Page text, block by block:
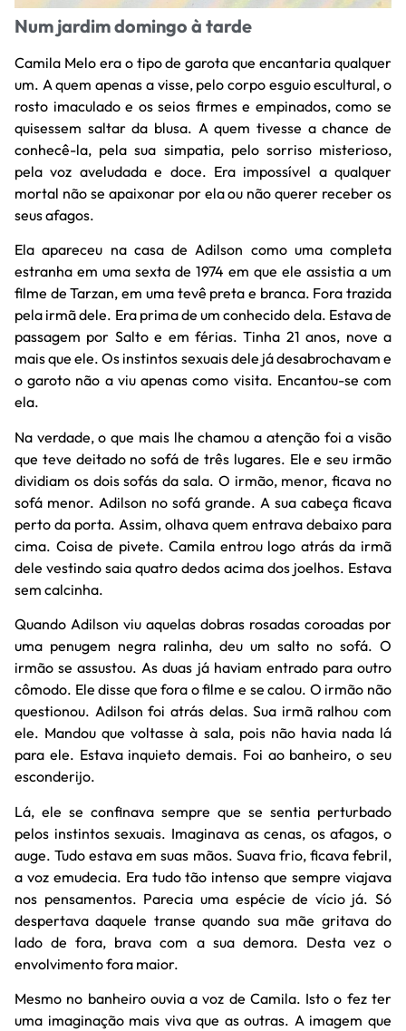
Num jardim domingo à tarde
Camila Melo era o tipo de garota que encantaria qualquer
um. A quem apenas a visse, pelo corpo esguio escultural, o
rosto imaculado e os seios firmes e empinados, como se
quisessem saltar da blusa. A quem tivesse a chance de
conhecê-la, pela sua simpatia, pelo sorriso misterioso,
pela voz aveludada e doce. Era impossível a qualquer
mortal não se apaixonar por ela ou não querer receber os
seus afagos.
Ela apareceu na casa de Adilson como uma completa
estranha em uma sexta de 1974 em que ele assistia a um
filme de Tarzan, em uma tevê preta e branca. Fora trazida
pela irmã dele. Era prima de um conhecido dela. Estava de
passagem por Salto e em férias. Tinha 21 anos, nove a
mais que ele. Os instintos sexuais dele já desabrochavam e
o garoto não a viu apenas como visita. Encantou-se com
ela.
Na verdade, o que mais lhe chamou a atenção foi a visão
que teve deitado no sofá de três lugares. Ele e seu irmão
dividiam os dois sofás da sala. O irmão, menor, ficava no
sofá menor. Adilson no sofá grande. A sua cabeça ficava
perto da porta. Assim, olhava quem entrava debaixo para
cima. Coisa de pivete. Camila entrou logo atrás da irmã
dele vestindo saia quatro dedos acima dos joelhos. Estava
sem calcinha.
Quando Adilson viu aquelas dobras rosadas coroadas por
uma penugem negra ralinha, deu um salto no sofá. O
irmão se assustou. As duas já haviam entrado para outro
cômodo. Ele disse que fora o filme e se calou. O irmão não
questionou. Adilson foi atrás delas. Sua irmã ralhou com
ele. Mandou que voltasse à sala, pois não havia nada lá
para ele. Estava inquieto demais. Foi ao banheiro, o seu
esconderijo.
Lá, ele se confinava sempre que se sentia perturbado
pelos instintos sexuais. Imaginava as cenas, os afagos, o
auge. Tudo estava em suas mãos. Suava frio, ficava febril,
a voz emudecia. Era tudo tão intenso que sempre viajava
nos pensamentos. Parecia uma espécie de vício já. Só
despertava daquele transe quando sua mãe gritava do
lado de fora, brava com a sua demora. Desta vez o
envolvimento fora maior.
Mesmo no banheiro ouvia a voz de Camila. Isto o fez ter
uma imaginação mais viva que as outras. A imagem que